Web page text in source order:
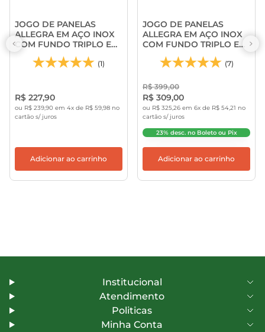
JOGO DE PANELAS
ALLEGRA EM AÇO INOX
COM FUNDO TRIPLO E
TAMPAS DE INOX 2
PEÇAS - TRAMONTINA
(1)
R$ 227,90
ou R$ 239,90 em 4x de R$ 59,98 no
cartão s/ juros
Adicionar ao carrinho
JOGO DE PANELAS
ALLEGRA EM AÇO INOX
COM FUNDO TRIPLO E
TAMPAS DE INOX 3
PEÇAS - TRAMONTINA
(7)
R$ 399,00
R$ 309,00
ou R$ 325,26 em 6x de R$ 54,21 no
cartão s/ juros
23% desc. no Boleto ou Pix
Adicionar ao carrinho
Institucional
Atendimento
Politicas
Minha Conta